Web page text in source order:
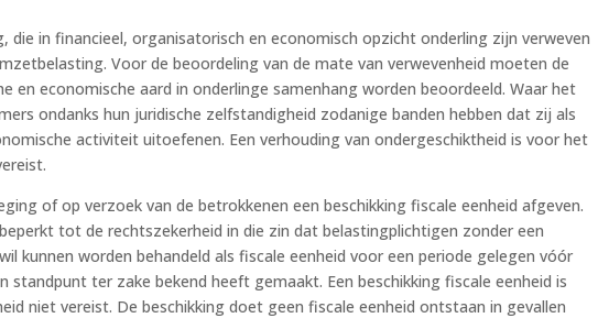
die in financieel, organisatorisch en economisch opzicht onderling zijn verweven
Voor de beoordeling van de mate van verwevenheid moeten de
en economische aard in onderlinge samenhang worden beoordeeld. Waar het
ondanks hun juridische zelfstandigheid zodanige banden hebben dat zij als
activiteit uitoefenen. Een verhouding van ondergeschiktheid is voor het
of op verzoek van de betrokkenen een beschikking fiscale eenheid afgeven.
tot de rechtszekerheid in die zin dat belastingplichtigen zonder een
kunnen worden behandeld als fiscale eenheid voor een periode gelegen vóór
ter zake bekend heeft gemaakt. Een beschikking fiscale eenheid is
niet vereist. De beschikking doet geen fiscale eenheid ontstaan in gevallen